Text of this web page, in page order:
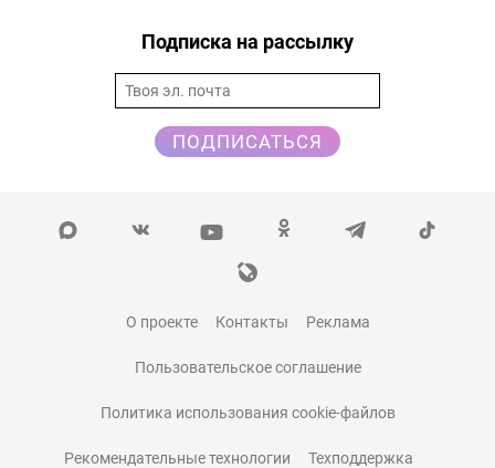
Подписка на рассылку
ПОДПИСАТЬСЯ
О проекте Контакты Реклама
Пользовательское соглашение
Политика использования cookie-файлов
Рекомендательные технологии Техподдержка